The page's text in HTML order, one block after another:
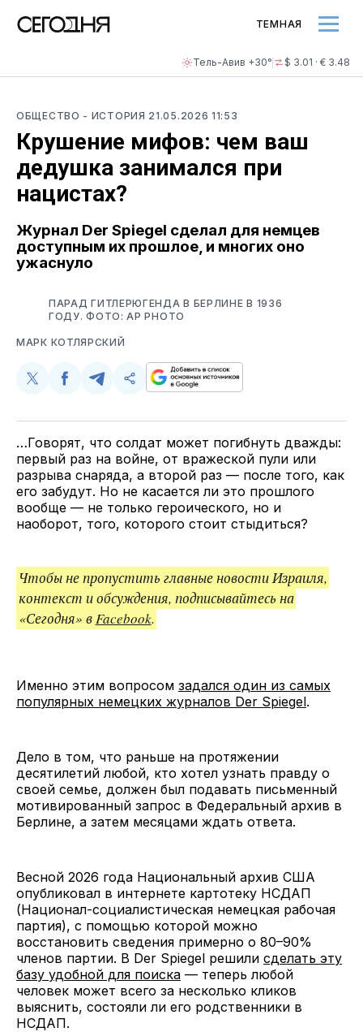
Тель-Авив +30° $ 3.01 · € 3.48
ТЕМНАЯ
ОБЩЕСТВО - ИСТОРИЯ 21.05.2026 11:53
Крушение мифов: чем ваш
дедушка занимался при
нацистах?
Журнал Der Spiegel сделал для немцев
доступным их прошлое, и многих оно
ужаснуло
ПАРАД ГИТЛЕРЮГЕНДА В БЕРЛИНЕ В 1936
ГОДУ. ФОТО: AP PHOTO
МАРК КОТЛЯРСКИЙ
Поделиться
Twitter
Поделиться
Facebook
Поделиться
Telegram
Скопируйте
поделитесь
…Говорят, что солдат может погибнуть дважды:
первый раз на войне, от вражеской пули или
разрыва снаряда, а второй раз — после того, как
его забудут. Но не касается ли это прошлого
вообще — не только героического, но и
наоборот, того, которого стоит стыдиться?
Чтобы не пропустить главные новости Израиля,
контекст и обсуждения, подписывайтесь на
«Сегодня» вFacebook.
Именно этим вопросом задался один из самых
популярных немецких журналов Der Spiegel.
Дело в том, что раньше на протяжении
десятилетий любой, кто хотел узнать правду о
своей семье, должен был подавать письменный
мотивированный запрос в Федеральный архив в
Берлине, а затем месяцами ждать ответа.
Весной 2026 года Национальный архив США
опубликовал в интернете картотеку НСДАП
(Национал-социалистическая немецкая рабочая
партия), с помощью которой можно
восстановить сведения примерно о 80–90%
членов партии. В Der Spiegel решили сделать эту
базу удобной для поиска — теперь любой
человек может всего за несколько кликов
выяснить, состояли ли его родственники в
НСДАП.